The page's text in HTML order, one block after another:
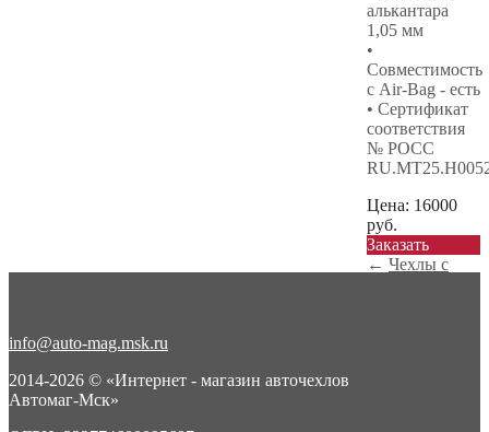
алькантара
1,05 мм
•
Совместимость
с Air-Bag - есть
• Сертификат
соответствия
№ РОСС
Цена: 16000
руб.
Заказать
← Чехлы с
info@auto-mag.msk.ru
2014-2026 © «Интернет - магазин авточехлов
Автомаг-Мск»